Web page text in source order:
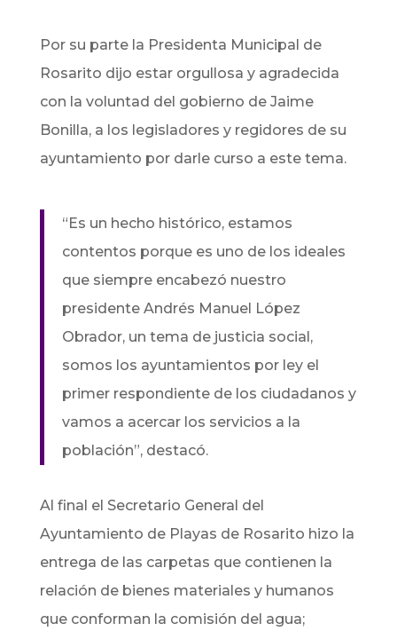
Por su parte la Presidenta Municipal de
Rosarito dijo estar orgullosa y agradecida
con la voluntad del gobierno de Jaime
Bonilla, a los legisladores y regidores de su
ayuntamiento por darle curso a este tema.
“Es un hecho histórico, estamos
contentos porque es uno de los ideales
que siempre encabezó nuestro
presidente Andrés Manuel López
Obrador, un tema de justicia social,
somos los ayuntamientos por ley el
primer respondiente de los ciudadanos y
vamos a acercar los servicios a la
población”, destacó.
Al final el Secretario General del
Ayuntamiento de Playas de Rosarito hizo la
entrega de las carpetas que contienen la
relación de bienes materiales y humanos
que conforman la comisión del agua;